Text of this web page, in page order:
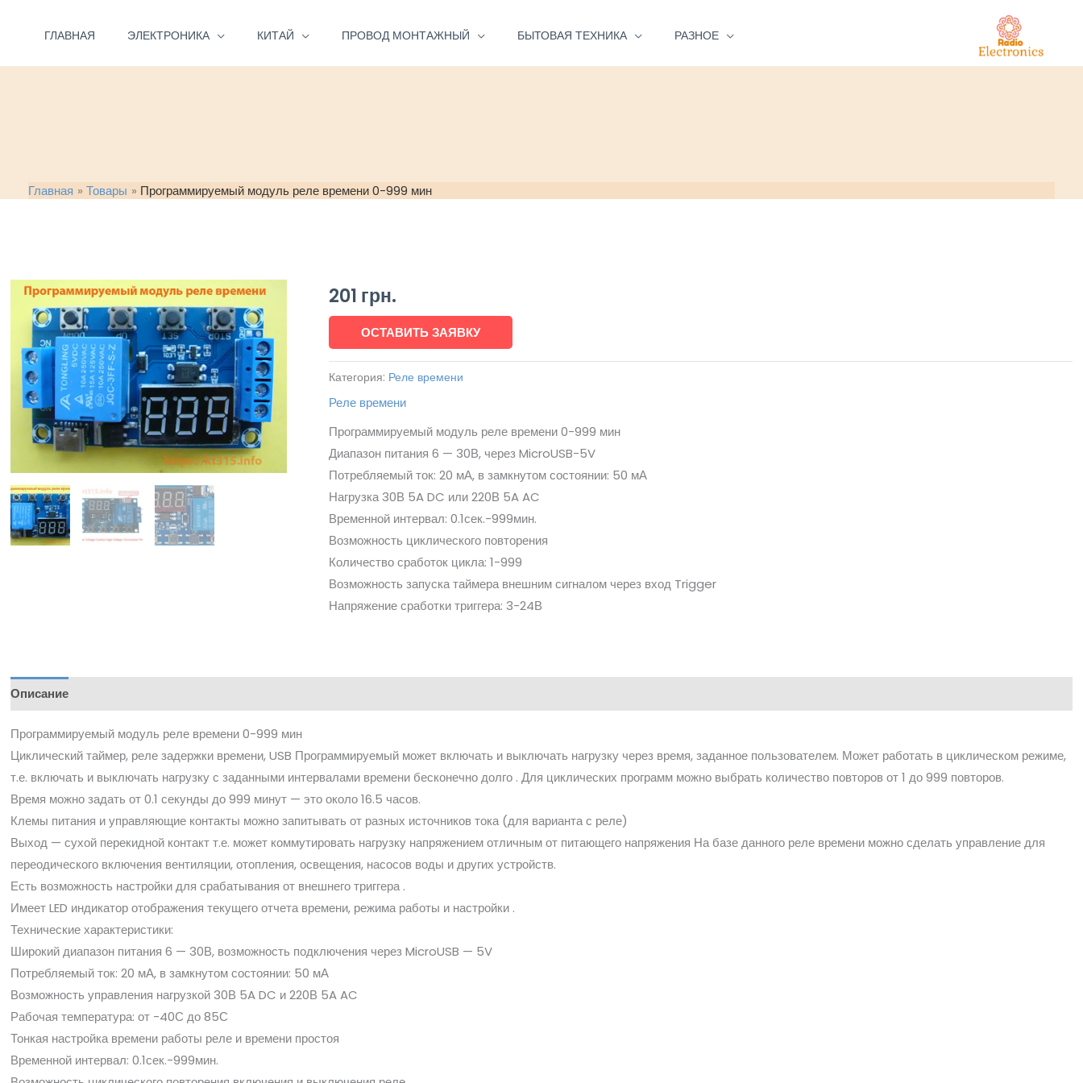
ГЛАВНАЯ ЭЛЕКТРОНИКА КИТАЙ ПРОВОД МОНТАЖНЫЙ БЫТОВАЯ ТЕХНИКА РАЗНОЕ
Главная Товары Программируемый модуль реле времени 0-999 мин
201 грн.
ОСТАВИТЬ ЗАЯВКУ
Категория: Реле времени
Реле времени
Программируемый модуль реле времени 0-999 мин
Диапазон питания 6 — 30В, через MicroUSB-5V
Потребляемый ток: 20 мА, в замкнутом состоянии: 50 мА
Нагрузка 30В 5A DC или 220В 5A AC
Временной интервал: 0.1сек.-999мин.
Возможность циклического повторения
Количество сработок цикла: 1-999
Возможность запуска таймера внешним сигналом через вход Trigger
Напряжение сработки триггера: 3-24В
Описание
Программируемый модуль реле времени 0-999 мин
Циклический таймер, реле задержки времени, USB Программируемый может включать и выключать нагрузку через время, заданное пользователем. Может работать в циклическом режиме,
т.е. включать и выключать нагрузку с заданными интервалами времени бесконечно долго . Для циклических программ можно выбрать количество повторов от 1 до 999 повторов.
Время можно задать от 0.1 секунды до 999 минут — это около 16.5 часов.
Клемы питания и управляющие контакты можно запитывать от разных источников тока (для варианта с реле)
Выход — сухой перекидной контакт т.е. может коммутировать нагрузку напряжением отличным от питающего напряжения На базе данного реле времени можно сделать управление для
переодического включения вентиляции, отопления, освещения, насосов воды и других устройств.
Есть возможность настройки для срабатывания от внешнего триггера .
Имеет LED индикатор отображения текущего отчета времени, режима работы и настройки .
Технические характеристики:
Широкий диапазон питания 6 — 30В, возможность подключения через MicroUSB — 5V
Потребляемый ток: 20 мА, в замкнутом состоянии: 50 мА
Возможность управления нагрузкой 30В 5A DC и 220В 5A AC
Рабочая температура: от -40С до 85С
Тонкая настройка времени работы реле и времени простоя
Временной интервал: 0.1сек.-999мин.